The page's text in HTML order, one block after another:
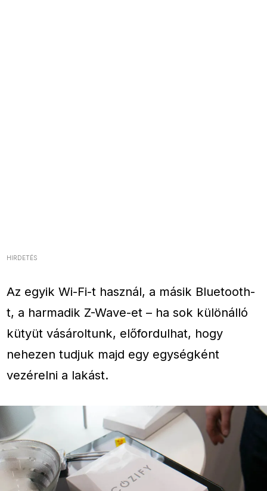
HIRDETÉS
Az egyik Wi-Fi-t használ, a másik Bluetooth-
t, a harmadik Z-Wave-et – ha sok különálló
kütyüt vásároltunk, előfordulhat, hogy
nehezen tudjuk majd egy egységként
vezérelni a lakást.